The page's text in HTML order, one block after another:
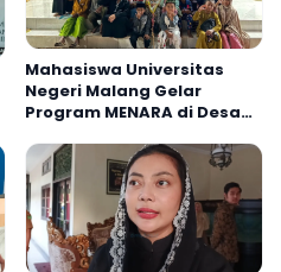
Mahasiswa Universitas
Negeri Malang Gelar
Program MENARA di Desa